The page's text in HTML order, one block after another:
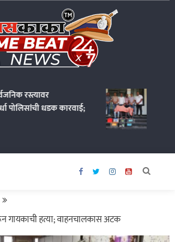
रस्त्यावर
पोलिसांची धडक कारवाई;
गायकाची हत्या; वाहनचालकास अटक